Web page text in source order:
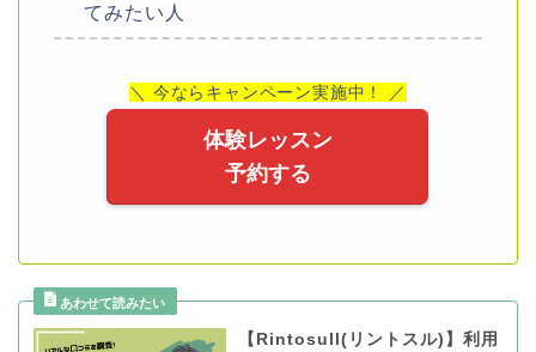
てみたい人
＼ 今ならキャンペーン実施中！ ／
体験レッスン
予約する
【Rintosull(リントスル)】利用